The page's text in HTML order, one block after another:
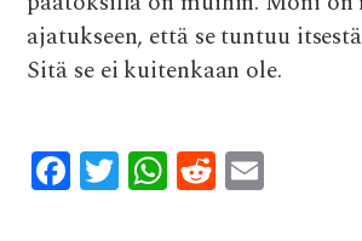
ajatukseen, että se tuntuu
Sitä se ei kuitenkaan ole.
F
ac
T
w
W
h
R
e